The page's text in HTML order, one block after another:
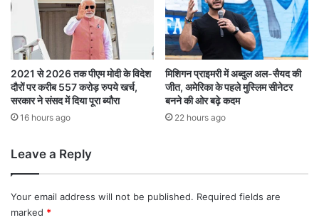
रर्मा
मि
ले
गा
ब
ड़ा
वा
2021 से 2026 तक पीएम मोदी के विदेश
दौरों पर करीब 557 करोड़ रुपये खर्च,
सरकार ने संसद में दिया पूरा ब्यौरा
16 hours ago
मिशिगन प्राइमरी में अब्दुल अल-सैयद की
जीत, अमेरिका के पहले मुस्लिम सीनेटर
बनने की ओर बढ़े कदम
22 hours ago
Leave a Reply
Your email address will not be published. Required fields are
marked *